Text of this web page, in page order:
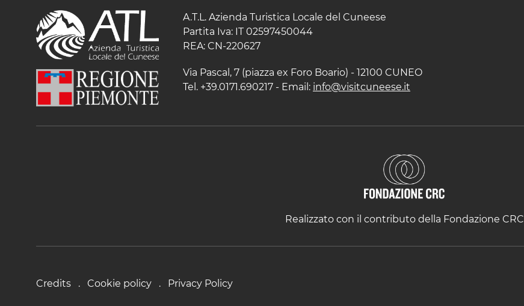
A.T.L. Azienda Turistica Locale del Cuneese
Partita Iva: IT 02597450044
REA: CN-220627
Via Pascal, 7 (piazza ex Foro Boario) - 12100 CUNEO
Tel. +39.0171.690217 - Email: info@visitcuneese.it
Realizzato con il contributo della Fondazione CRC
Credits Cookie policy Privacy Policy